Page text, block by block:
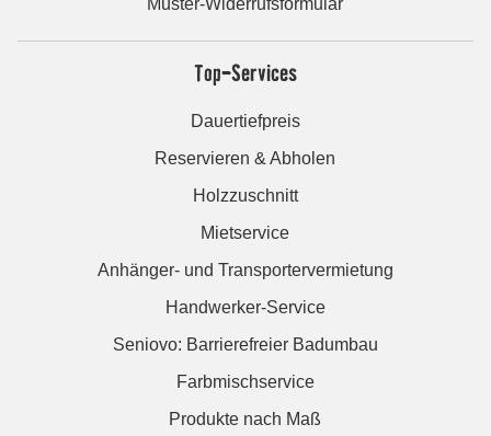
Muster-Widerrufsformular
Top-Services
Dauertiefpreis
Reservieren & Abholen
Holzzuschnitt
Mietservice
Anhänger- und Transportervermietung
Handwerker-Service
Seniovo: Barrierefreier Badumbau
Farbmischservice
Produkte nach Maß